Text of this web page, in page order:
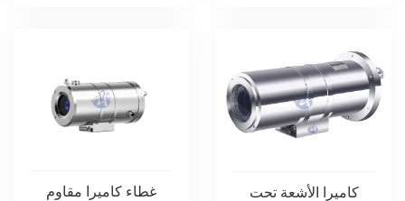
غطاء كاميرا مقاوم
كاميرا الأشعة تحت